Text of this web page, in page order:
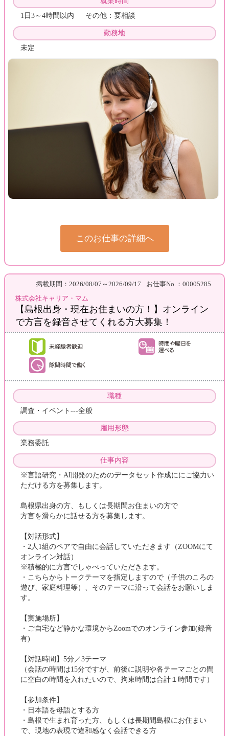
1日3～4時間以内 その他：要相談
勤務地
未定
このお仕事の詳細へ
掲載期間：2026/08/07～2026/09/17
お仕事No.：00005285
株式会社キャリア・マム
【島根出身・現在お住まいの方！】オンライン
で方言を録音させてくれる方大募集！
職種
調査・イベント---全般
雇用形態
業務委託
仕事内容
※言語研究・AI開発のためのデータセット作成ににご協力い
ただける方を募集します。
島根県出身の方、もしくは長期間お住まいの方で
方言を滑らかに話せる方を募集します。
【対話形式】
・2人1組のペアで自由に会話していただきます（ZOOMにて
オンライン対話）
※積極的に方言でしゃべっていただきます。
・こちらからトークテーマを指定しますので（子供のころの
遊び、家庭料理等）、そのテーマに沿って会話をお願いしま
す。
【実施場所】
・ご自宅など静かな環境からZoomでのオンライン参加(録音
有)
【対話時間】5分／3テーマ
（会話の時間は15分ですが、前後に説明や各テーマごとの間
に空白の時間を入れたいので、拘束時間は合計１時間です）
【参加条件】
・日本語を母語とする方
・島根で生まれ育った方、もしくは長期間島根にお住まい
で、現地の表現で違和感なく会話できる方